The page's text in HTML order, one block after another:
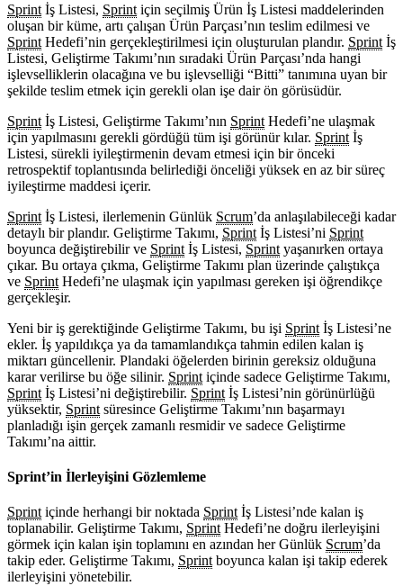
Sprint İş Listesi, Sprint için seçilmiş Ürün İş Listesi maddelerinden
oluşan bir küme, artı çalışan Ürün Parçası’nın teslim edilmesi ve
Sprint Hedefi’nin gerçekleştirilmesi için oluşturulan plandır. Sprint İş
Listesi, Geliştirme Takımı’nın sıradaki Ürün Parçası’nda hangi
işlevselliklerin olacağına ve bu işlevselliği “Bitti” tanımına uyan bir
şekilde teslim etmek için gerekli olan işe dair ön görüsüdür.
Sprint İş Listesi, Geliştirme Takımı’nın Sprint Hedefi’ne ulaşmak
için yapılmasını gerekli gördüğü tüm işi görünür kılar. Sprint İş
Listesi, sürekli iyileştirmenin devam etmesi için bir önceki
retrospektif toplantısında belirlediği önceliği yüksek en az bir süreç
iyileştirme maddesi içerir.
Sprint İş Listesi, ilerlemenin Günlük Scrum’da anlaşılabileceği kadar
detaylı bir plandır. Geliştirme Takımı, Sprint İş Listesi’ni Sprint
boyunca değiştirebilir ve Sprint İş Listesi, Sprint yaşanırken ortaya
çıkar. Bu ortaya çıkma, Geliştirme Takımı plan üzerinde çalıştıkça
ve Sprint Hedefi’ne ulaşmak için yapılması gereken işi öğrendikçe
gerçekleşir.
Yeni bir iş gerektiğinde Geliştirme Takımı, bu işi Sprint İş Listesi’ne
ekler. İş yapıldıkça ya da tamamlandıkça tahmin edilen kalan iş
miktarı güncellenir. Plandaki öğelerden birinin gereksiz olduğuna
karar verilirse bu öğe silinir. Sprint içinde sadece Geliştirme Takımı,
Sprint İş Listesi’ni değiştirebilir. Sprint İş Listesi’nin görünürlüğü
yüksektir, Sprint süresince Geliştirme Takımı’nın başarmayı
planladığı işin gerçek zamanlı resmidir ve sadece Geliştirme
Takımı’na aittir.
Sprint’in İlerleyişini Gözlemleme
Sprint içinde herhangi bir noktada Sprint İş Listesi’nde kalan iş
toplanabilir. Geliştirme Takımı, Sprint Hedefi’ne doğru ilerleyişini
görmek için kalan işin toplamını en azından her Günlük Scrum’da
takip eder. Geliştirme Takımı, Sprint boyunca kalan işi takip ederek
ilerleyişini yönetebilir.